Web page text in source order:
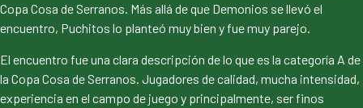
Copa Cosa de Serranos. Más allá de que Demonios se llevó el
encuentro, Puchitos lo planteó muy bien y fue muy parejo.
El encuentro fue una clara descripción de lo que es la categoría A de
la Copa Cosa de Serranos. Jugadores de calidad, mucha intensidad,
experiencia en el campo de juego y principalmente, ser finos